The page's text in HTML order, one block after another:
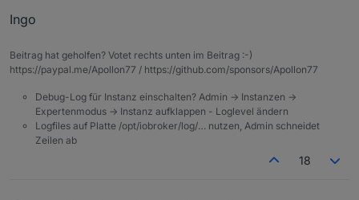
Ingo
Beitrag hat geholfen? Votet rechts unten im Beitrag :-)
https://paypal.me/Apollon77 / https://github.com/sponsors/Apollon77
Debug-Log für Instanz einschalten? Admin -> Instanzen ->
Expertenmodus -> Instanz aufklappen - Loglevel ändern
Logfiles auf Platte /opt/iobroker/log/… nutzen, Admin schneidet
Zeilen ab
18